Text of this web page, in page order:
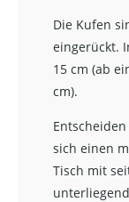
Die Kufen
eingerückt.
15 cm (ab
cm).
sich einen
Tisch mit